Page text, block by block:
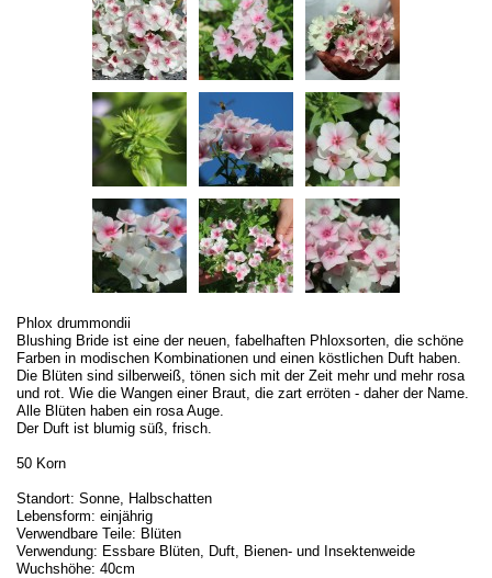
Phlox drummondii
Blushing Bride ist eine der neuen, fabelhaften Phloxsorten, die schöne
Farben in modischen Kombinationen und einen köstlichen Duft haben.
Die Blüten sind silberweiß, tönen sich mit der Zeit mehr und mehr rosa
und rot. Wie die Wangen einer Braut, die zart erröten - daher der Name.
Alle Blüten haben ein rosa Auge.
Der Duft ist blumig süß, frisch.
50 Korn
Standort: Sonne, Halbschatten
Lebensform: einjährig
Verwendbare Teile: Blüten
Verwendung: Essbare Blüten, Duft, Bienen- und Insektenweide
Wuchshöhe: 40cm